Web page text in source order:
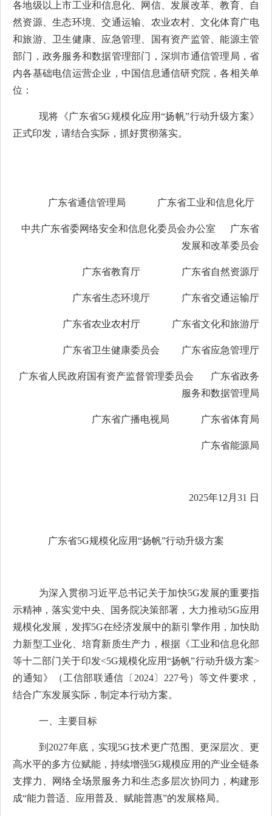
各地级以上市工业和信息化、网信、发展改革、教育、自
然资源、生态环境、交通运输、农业农村、文化体育广电
和旅游、卫生健康、应急管理、国有资产监管、能源主管
部门，政务服务和数据管理部门，深圳市通信管理局，省
内各基础电信运营企业，中国信息通信研究院，各相关单
位：
现将《广东省5G规模化应用“扬帆”行动升级方案》
正式印发，请结合实际，抓好贯彻落实。
广东省通信管理局 广东省工业和信息化厅
中共广东省委网络安全和信息化委员会办公室
广东省
发展和改革委员会
广东省教育厅 广东省自然资源厅
广东省生态环境厅 广东省交通运输厅
广东省农业农村厅 广东省文化和旅游厅
广东省卫生健康委员会 广东省应急管理厅
广东省人民政府国有资产监督管理委员会 广东省政务
服务和数据管理局
广东省广播电视局 广东省体育局
广东省能源局
2025年12 月31 日
广东省5G规模化应用“扬帆”行动升级方案
为深入贯彻习近平总书记关于加快5G发展的重要指
示精神，落实党中央、国务院决策部署，大力推动5G应用
规模化发展，发挥5G在经济发展中的新引擎作用，加快助
力新型工业化、培育新质生产力，根据《工业和信息化部
等十二部门关于印发<5G规模化应用“扬帆”行动升级方案>
的通知》（工信部联通信〔 2024〕 227号）等文件要求，
结合广东发展实际，制定本行动方案。
一、主要目标
到 2027年底，实现5G技术更广范围、更深层次、更
高水平的多方位赋能，持续增强5G规模应用的产业全链条
支撑力、网络全场景服务力和生态多层次协同力，构建形
成“能力普适、应用普及、赋能普惠”的发展格局。